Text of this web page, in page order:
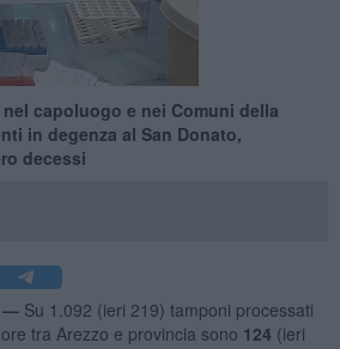
capoluogo e nei Comuni della
in degenza al San Donato,
decessi
— Su 1.092 (ieri 219) tamponi processati
tra Arezzo e provincia sono 1 24 (ieri